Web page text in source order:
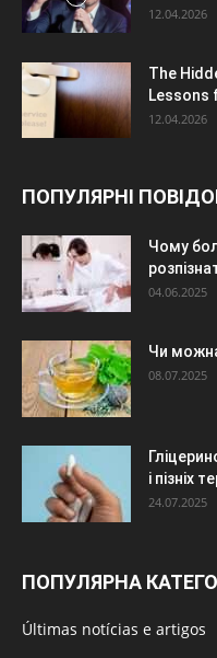
12.04.2026
The
Lessons
12.04.2026
ПОПУЛЯРНІ
Чому
04.06.2025
Чи
08.07.2025
і пізніх
24.07.2025
ПОПУЛЯРНА
Últimas notícias e artigos